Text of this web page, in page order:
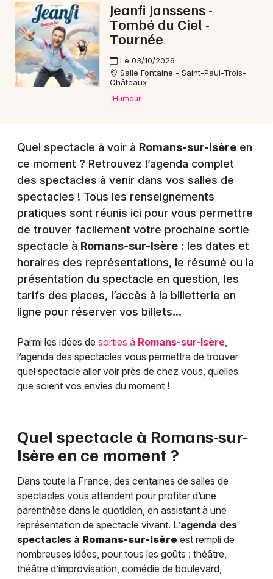
Jeanfi Janssens -
Tombé du Ciel -
Tournée
Le 03/10/2026
Salle Fontaine - Saint-Paul-Trois-
Châteaux
Humour
Quel spectacle à voir à Romans-sur-Isère en
ce moment ? Retrouvez l’agenda complet
des spectacles à venir dans vos salles de
spectacles ! Tous les renseignements
pratiques sont réunis ici pour vous permettre
de trouver facilement votre prochaine sortie
spectacle à Romans-sur-Isère : les dates et
horaires des représentations, le résumé ou la
présentation du spectacle en question, les
tarifs des places, l’accès à la billetterie en
ligne pour réserver vos billets…
Parmi les idées de sorties à Romans-sur-Isère
l’agenda des spectacles vous permettra de trouver
quel spectacle aller voir près de chez vous, quelles
que soient vos envies du moment !
Quel spectacle à Romans-sur-
Isère en ce moment ?
Dans toute la France, des centaines de salles de
spectacles vous attendent pour profiter d’une
parenthèse dans le quotidien, en assistant à une
représentation de spectacle vivant. L’agenda des
spectacles à Romans-sur-Isère est rempli de
nombreuses idées, pour tous les goûts : théâtre,
théâtre d’improvisation, comédie de boulevard,